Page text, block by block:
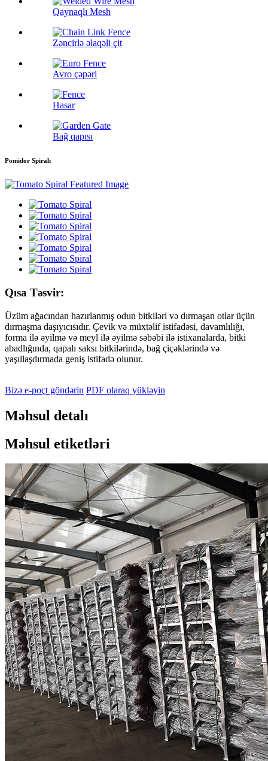
Qaynaqlı Mesh
Zəncirlə əlaqəli çit
Avro çəpəri
Hasar
Bağ qapısı
Pomidor Spiralı
Qısa Təsvir:
Üzüm ağacından hazırlanmış odun bitkiləri və dırmaşan otlar üçün
dırmaşma daşıyıcısıdır. Çevik və müxtəlif istifadəsi, davamlılığı,
forma ilə əyilmə və meyl ilə əyilmə səbəbi ilə istixanalarda, bitki
abadlığında, qapalı saksı bitkilərində, bağ çiçəklərində və
yaşıllaşdırmada geniş istifadə olunur.
Bizə e-poçt göndərin PDF olaraq yükləyin
Məhsul detalı
Məhsul etiketləri